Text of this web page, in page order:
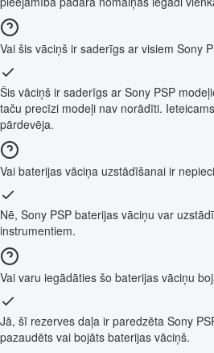
Vai šis vāciņš ir saderīgs ar visiem Sony
Šis vāciņš ir saderīgs ar Sony PSP
taču precīzi modeļi nav norādīti.
pārdevēja.
Vai baterijas vāciņa uzstādīšanai ir
Nē, Sony PSP baterijas vāciņu var
instrumentiem.
Vai varu iegādāties šo baterijas vāciņu
Jā, šī rezerves daļa ir paredzēta Sony
pazaudēts vai bojāts baterijas vāciņš.